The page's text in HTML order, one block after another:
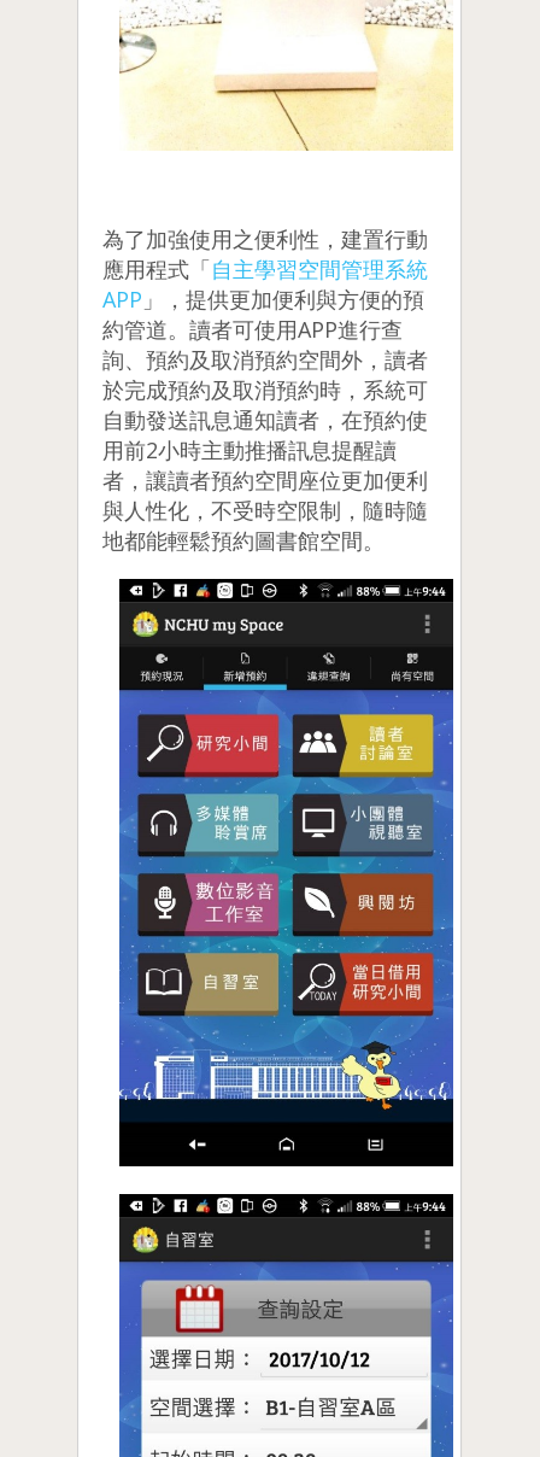
為了加強使用之便利性，建置行動
應用程式「自主學習空間管理系統
APP 」，提供更加便利與方便的預
約管道。讀者可使用APP進行查
詢、預約及取消預約空間外，讀者
於完成預約及取消預約時，系統可
自動發送訊息通知讀者，在預約使
用前2小時主動推播訊息提醒讀
者，讓讀者預約空間座位更加便利
與人性化，不受時空限制，隨時隨
地都能輕鬆預約圖書館空間。